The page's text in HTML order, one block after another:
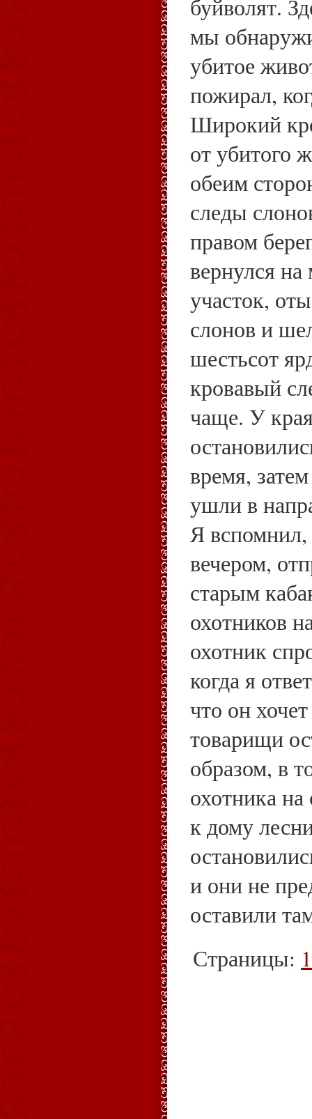
буйволят.
мы
убитое
пожирал,
Широкий
от убитого
обеим
следы
правом
вернулся
участок,
слонов и
шестьсот
кровавый
чаще. У
время,
ушли в
Я вспомнил,
вечером,
старым
охотников
охотник
когда я
что он
товарищи
образом, в
охотника
к дому
и они не
оставили
Страницы: